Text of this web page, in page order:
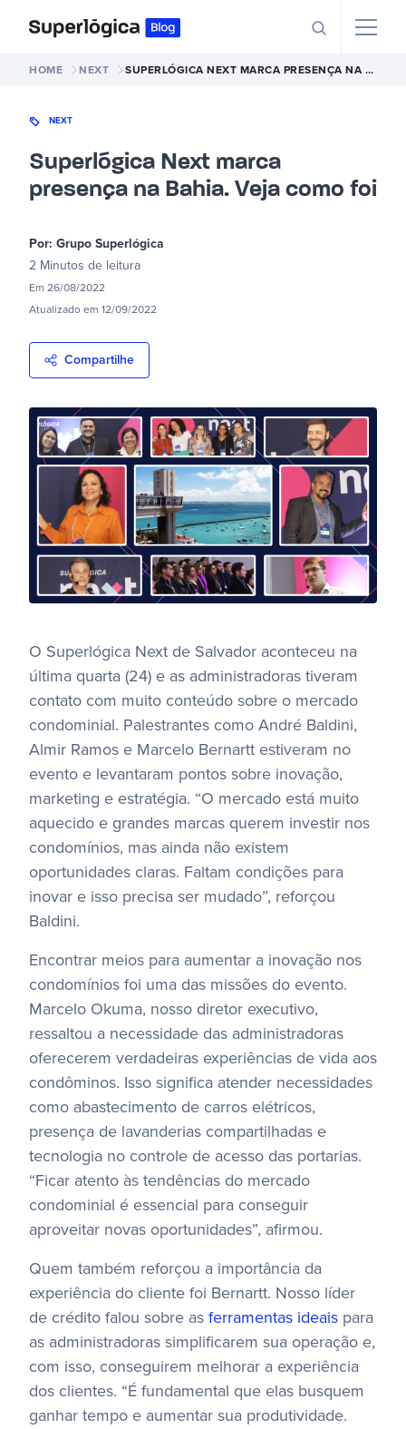
HOME NEXT SUPERLÓGICA NEXT MARCA PRESENÇA NA BAHIA. VEJA COMO FOI
NEXT
Superlógica Next marca
presença na Bahia. Veja como foi
Por: Grupo Superlógica
2 Minutos de leitura
Em 26/08/2022
Atualizado em 12/09/2022
Compartilhe
O Superlógica Next de Salvador aconteceu na
última quarta (24) e as administradoras tiveram
contato com muito conteúdo sobre o mercado
condominial. Palestrantes como André Baldini,
Almir Ramos e Marcelo Bernartt estiveram no
evento e levantaram pontos sobre inovação,
marketing e estratégia. “O mercado está muito
aquecido e grandes marcas querem investir nos
condomínios, mas ainda não existem
oportunidades claras. Faltam condições para
inovar e isso precisa ser mudado”, reforçou
Baldini.
Encontrar meios para aumentar a inovação nos
condomínios foi uma das missões do evento.
Marcelo Okuma, nosso diretor executivo,
ressaltou a necessidade das administradoras
oferecerem verdadeiras experiências de vida aos
condôminos. Isso significa atender necessidades
como abastecimento de carros elétricos,
presença de lavanderias compartilhadas e
tecnologia no controle de acesso das portarias.
“Ficar atento às tendências do mercado
condominial é essencial para conseguir
aproveitar novas oportunidades”, afirmou.
Quem também reforçou a importância da
experiência do cliente foi Bernartt. Nosso líder
de crédito falou sobre as ferramentas ideais para
as administradoras simplificarem sua operação e,
com isso, conseguirem melhorar a experiência
dos clientes. “É fundamental que elas busquem
ganhar tempo e aumentar sua produtividade.